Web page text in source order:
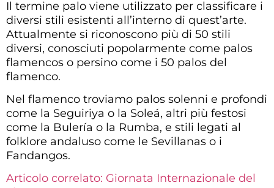
Il termine palo viene utilizzato per classificare i
diversi stili esistenti all’interno di quest’arte.
Attualmente si riconoscono più di 50 stili
diversi, conosciuti popolarmente come palos
flamencos o persino come i 50 palos del
flamenco.
Nel flamenco troviamo palos solenni e profondi
come la Seguiriya o la Soleá, altri più festosi
come la Bulería o la Rumba, e stili legati al
folklore andaluso come le Sevillanas o i
Fandangos.
Articolo correlato: Giornata Internazionale del